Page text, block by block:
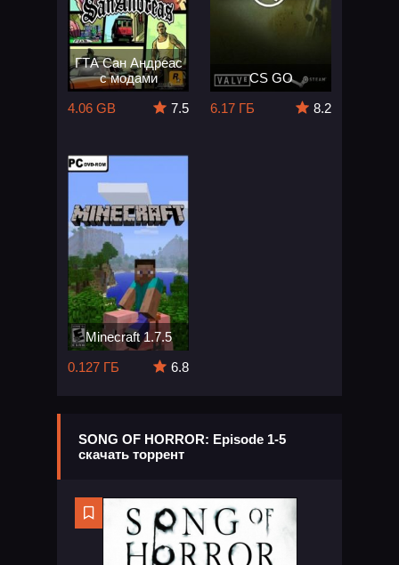
ГТА Сан Андреас
с модами
4.06 GB
7.5
CS GO
6.17 ГБ
8.2
Minecraft 1.7.5
0.127 ГБ
6.8
SONG OF HORROR: Episode 1-5
скачать торрент